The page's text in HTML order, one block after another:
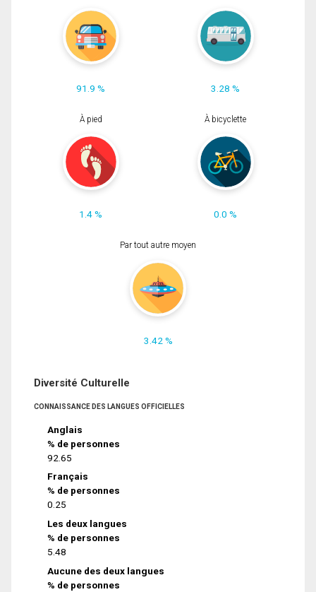
91.9 % 3.28 %
À pied
1.4 %
À bicyclette
0.0 %
Par tout autre moyen
3.42 %
Diversité Culturelle
CONNAISSANCE DES LANGUES OFFICIELLES
Anglais
% de personnes
92.65
Français
% de personnes
0.25
Les deux langues
% de personnes
5.48
Aucune des deux langues
% de personnes